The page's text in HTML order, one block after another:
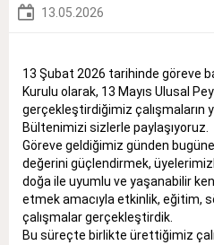
13.05.2026
13 Şubat 2026 tarihinde göreve
Kurulu olarak, 13 Mayıs Ulusal
gerçekleştirdiğimiz çalışmaların
Bültenimizi sizlerle paylaşıyoruz.
Göreve geldiğimiz günden
değerini güçlendirmek,
doğa ile uyumlu ve yaşanabilir
etmek amacıyla etkinlik, eğitim,
çalışmalar gerçekleştirdik.
Bu süreçte birlikte ürettiğimiz